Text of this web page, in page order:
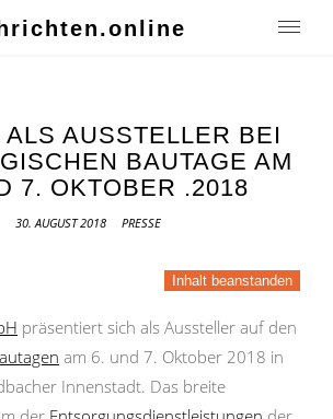
ALS AUSSTELLER BEI
BAUTAGE AM
7. OKTOBER .2018
30. AUGUST 2018 PRESSE
Inhalt beanstanden
präsentiert sich als Aussteller auf den
am 6. und 7. Oktober 2018 in
Innenstadt. Das breite